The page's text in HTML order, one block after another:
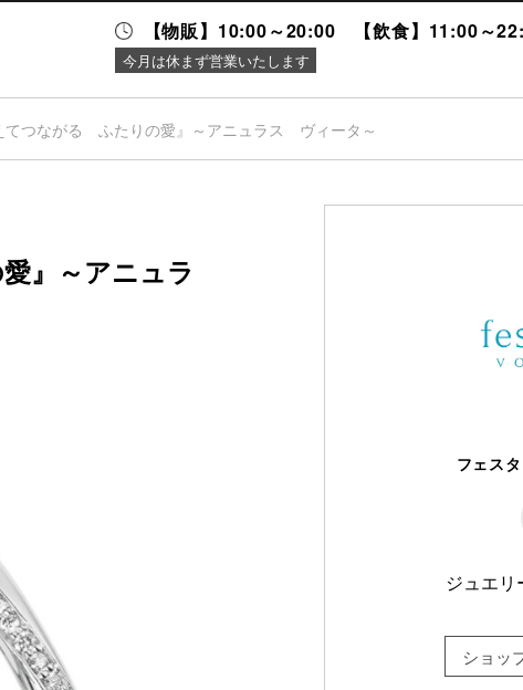
【物販】10:00～20:00 【飲食】11:00～
今月は休まず営業いたします
ニュース＆
イベント
てつながる ふたりの愛』～アニュラス ヴィータ～
』～アニュラ
フェス
ジュエリ
ショッ